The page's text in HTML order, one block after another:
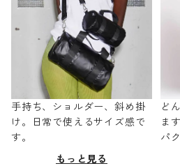
手持ち、ショルダー、斜め掛
け。日常で使えるサイズ感で
す。
もっと見る
ど
ま
パ